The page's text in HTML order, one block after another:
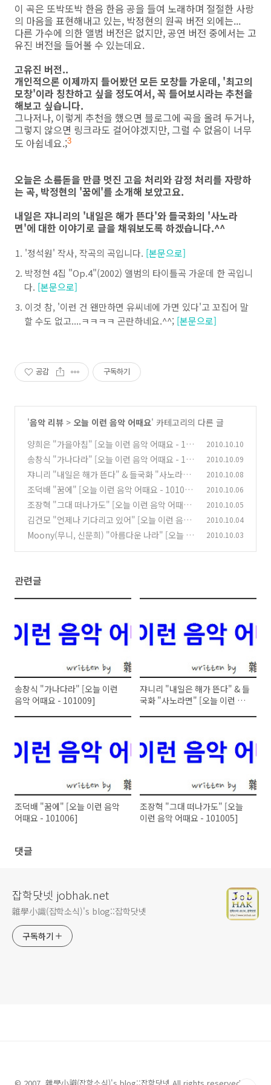
이 곡은 또박또박 한음 한음 공을 들여 노래하며 절절한 사랑
의 마음을 표현해내고 있는, 박정현의 원곡 버전 외에는...
다른 가수에 의한 앨범 버전은 없지만, 공연 버전 중에서는 고
유진 버전을 들어볼 수 있는데요.
고유진 버전..
개인적으론 이제까지 들어봤던 모든 모창들 가운데, '최고의
모창'이라 칭찬하고 싶을 정도여서, 꼭 들어보시라는 추천을
해보고 싶습니다.
그나저나, 이렇게 추천을 했으면 블로그에 곡을 올려 두거나,
그렇지 않으면 링크라도 걸어야겠지만, 그럴 수 없음이 너무
도 아쉽네요.;3
오늘은 소름돋을 만큼 멋진 고음 처리와 감정 처리를 자랑하
는 곡, 박정현의 '꿈에'를 소개해 보았고요.
내일은 쟈니리의 '내일은 해가 뜬다'와 들국화의 '사노라
면'에 대한 이야기로 글을 채워보도록 하겠습니다.^^
'정석원' 작사, 작곡의 곡입니다. [본문으로]
박정현 4집 "Op.4"(2002) 앨범의 타이틀곡 가운데 한 곡입니
다. [본문으로]
이것 참, '이런 건 왠만하면 유씨네에 가면 있다'고 꼬집어 말
할 수도 없고....ㅋㅋㅋㅋ 곤란하네요.^^; [본문으로]
공감 구독하기
'음악 리뷰 > 오늘 이런 음악 어때요' 카테고리의 다른 글
양희은 "가을아침" [오늘 이런 음악 어때요 - 101
010] (0)
2010.10.10
송창식 "가나다라" [오늘 이런 음악 어때요 - 101
009] (0)
2010.10.09
쟈니리 "내일은 해가 뜬다" & 들국화 "사노라면"
[오늘 이런 음악 어때요 - 101008]
(2)
2010.10.08
조덕배 "꿈에" [오늘 이런 음악 어때요 - 10100
6]
(2)
2010.10.06
조장혁 "그대 떠나가도" [오늘 이런 음악 어때요
- 101005] (0)
2010.10.05
김건모 "언제나 기다리고 있어" [오늘 이런 음악
어때요 - 101004] (0)
2010.10.04
Moony(무니, 신문희) "아름다운 나라" [오늘 이
2010.10.03
관련글
송창식 "가나다라" [오늘 이런
음악 어때요 - 101009]
쟈니리 "내일은 해가 뜬다" & 들
국화 "사노라면" [오늘 이런 음
조덕배 "꿈에" [오늘 이런 음악
어때요 - 101006]
조장혁 "그대 떠나가도" [오늘
이런 음악 어때요 - 101005]
댓글
잡학닷넷 jobhak.net
雜學小識(잡학소식)'s blog::잡학닷넷
구독하기